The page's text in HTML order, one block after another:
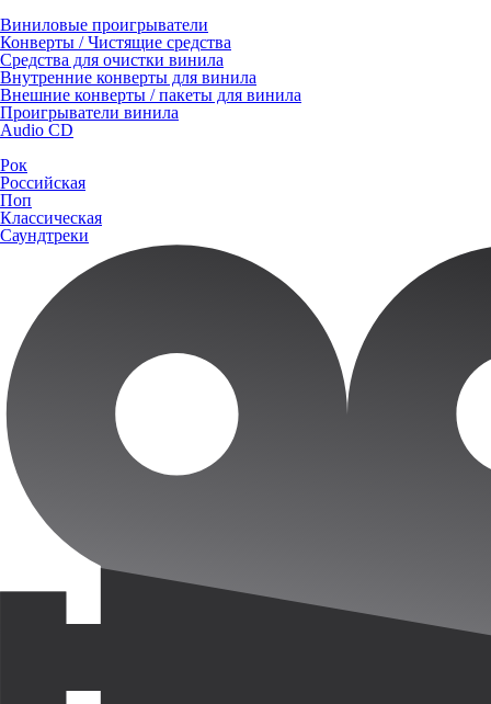
Виниловые проигрыватели
Конверты / Чистящие средства
Средства для очистки винила
Внутренние конверты для винила
Внешние конверты / пакеты для винила
Проигрыватели винила
Audio CD
Рок
Российская
Поп
Классическая
Саундтреки